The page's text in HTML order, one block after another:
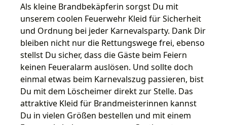
Als kleine Brandbekäpferin sorgst Du mit
unserem coolen Feuerwehr Kleid für Sicherheit
und Ordnung bei jeder Karnevalsparty. Dank Dir
bleiben nicht nur die Rettungswege frei, ebenso
stellst Du sicher, dass die Gäste beim Feiern
keinen Feueralarm auslösen. Und sollte doch
einmal etwas beim Karnevalszug passieren, bist
Du mit dem Löscheimer direkt zur Stelle. Das
attraktive Kleid für Brandmeisterinnen kannst
Du in vielen Größen bestellen und mit einem